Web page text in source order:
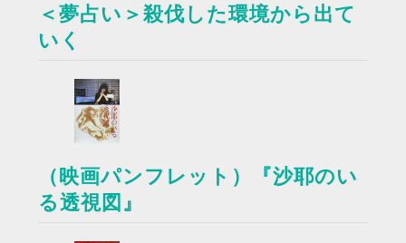
＜夢占い＞殺伐した環境から出て
いく
（映画パンフレット）『沙耶のい
る透視図』